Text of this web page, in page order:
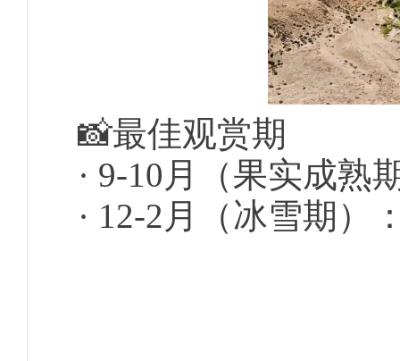
📸最佳观赏期
· 9-10月（果实成熟
· 12-2月（冰雪期）